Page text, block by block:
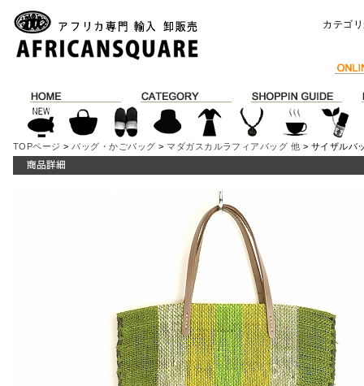
カテゴ
TOPページ > バッグ・かごバッグ > マダガスカルラフィアバッグ 他 > サイザルバ